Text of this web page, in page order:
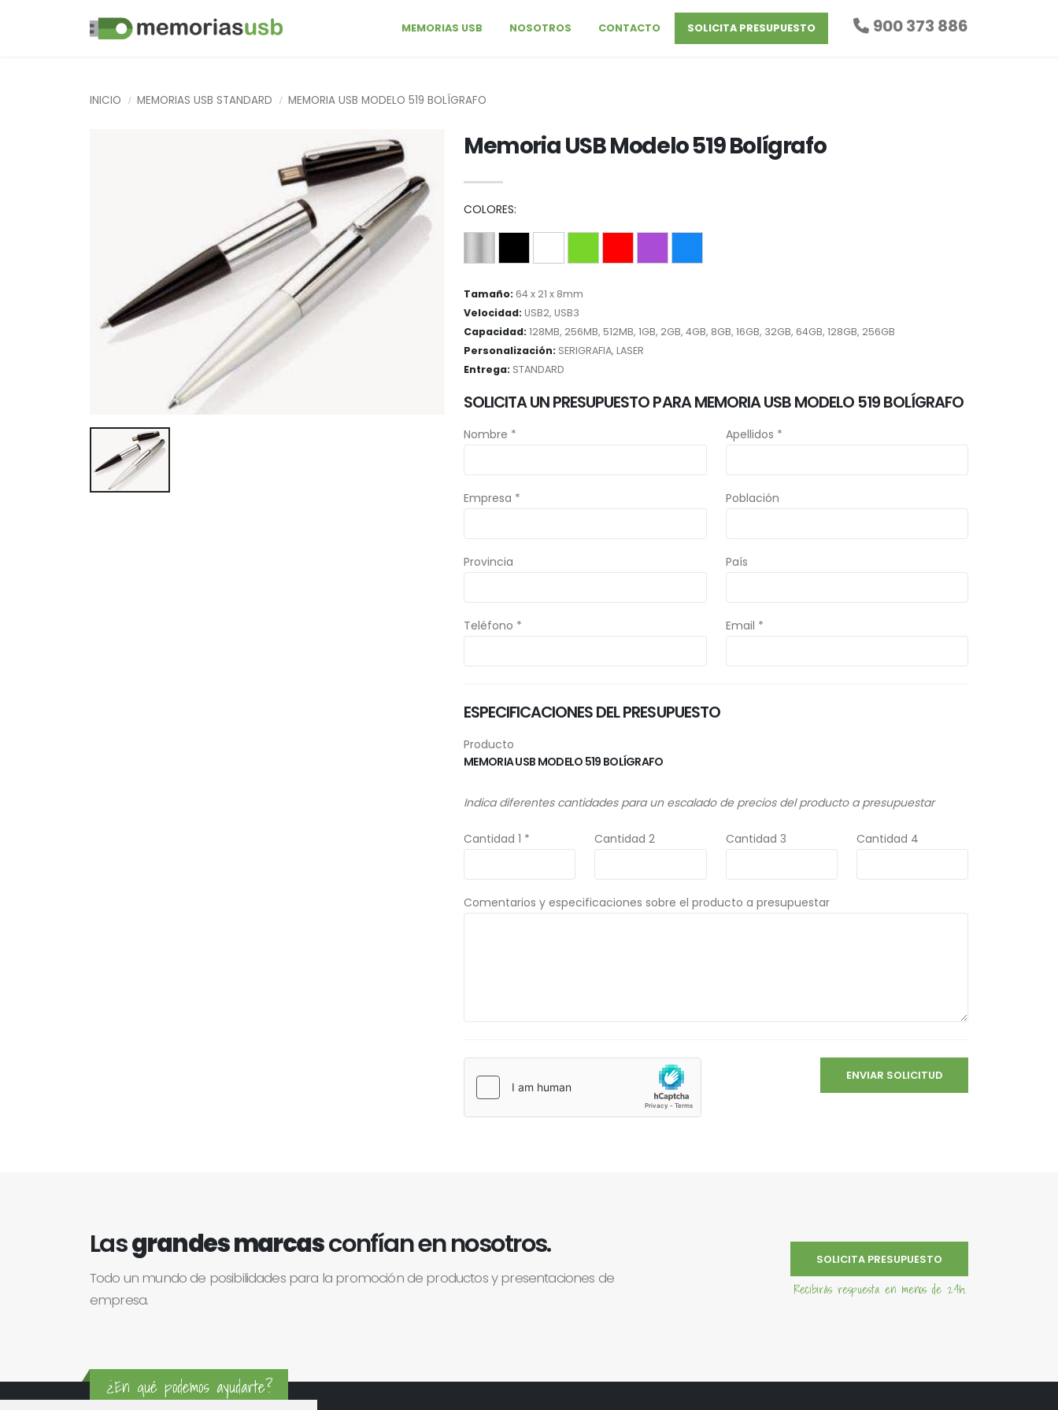
MEMORIAS USB NOSOTROS CONTACTO SOLICITA PRESUPUESTO 900 373 886
INICIO MEMORIAS USB STANDARD MEMORIA USB MODELO 519 BOLÍGRAFO
Memoria USB Modelo 519 Bolígrafo
COLORES:
Tamaño: 64 x 21 x 8mm
Velocidad: USB2, USB3
Capacidad: 128MB, 256MB, 512MB, 1GB, 2GB, 4GB, 8GB, 16GB, 32GB, 64GB, 128GB, 256GB
Personalización: SERIGRAFIA, LASER
Entrega: STANDARD
SOLICITA UN PRESUPUESTO PARA MEMORIA USB MODELO 519 BOLÍGRAFO
Nombre * Apellidos *
Empresa * Población
Provincia País
Teléfono * Email *
ESPECIFICACIONES DEL PRESUPUESTO
Producto
MEMORIA USB MODELO 519 BOLÍGRAFO
Indica diferentes cantidades para un escalado de precios del producto a presupuestar
Cantidad 1 * Cantidad 2 Cantidad 3 Cantidad 4
Comentarios y especificaciones sobre el producto a presupuestar
Lasgrandes marcasconfían en nosotros.
Todo un mundo de posibilidades para la promoción de productos y presentaciones de
empresa.
SOLICITA PRESUPUESTO
Recibirás respuesta en menos de 24h.
¿En qué podemos ayudarte?